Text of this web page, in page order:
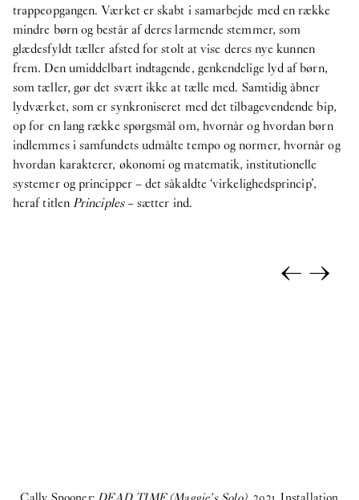
trappeopgangen. Værket er skabt i samarbejde med en række
mindre børn og består af deres larmende stemmer, som
glædesfyldt tæller afsted for stolt at vise deres nye kunnen
frem. Den umiddelbart indtagende, genkendelige lyd af børn,
som tæller, gør det svært ikke at tælle med. Samtidig åbner
lydværket, som er synkroniseret med det tilbagevendende bip,
op for en lang række spørgsmål om, hvornår og hvordan børn
indlemmes i samfundets udmålte tempo og normer, hvornår og
hvordan karakterer, økonomi og matematik, institutionelle
systemer og principper – det såkaldte ‘virkelighedsprincip’,
heraf titlenPrinciples– sætter ind.
←→